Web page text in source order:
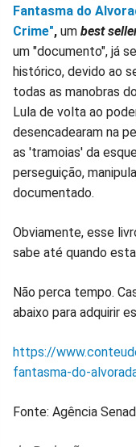
Fantasma do
Crime", um best
um "documento", já
histórico, devido ao
todas as manobras
Lula de volta ao
desencadearam na
as 'tramoias' da
perseguição,
documentado.
Obviamente, esse
sabe até quando
Não perca tempo.
abaixo para adquirir
https://
fantasma-do-
Fonte: Agência